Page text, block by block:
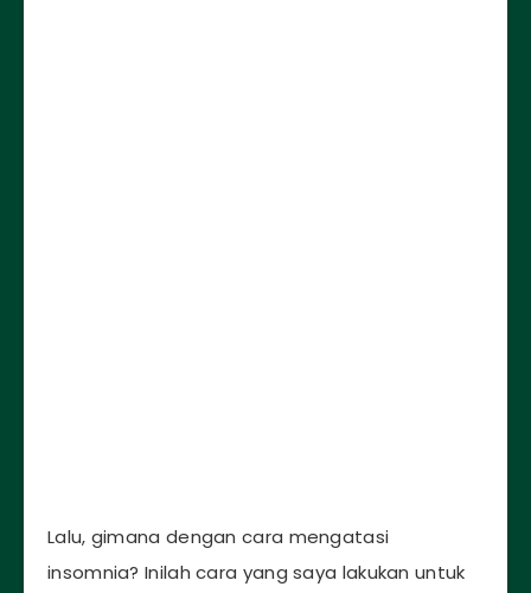
Lalu, gimana dengan cara mengatasi
insomnia? Inilah cara yang saya lakukan untuk